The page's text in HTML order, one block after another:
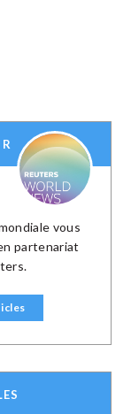
vous
partenariat